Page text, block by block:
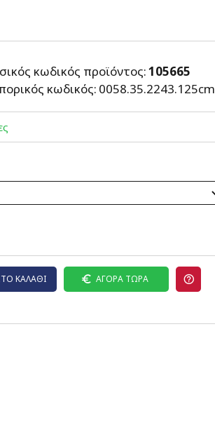
κωδικός προϊόντος:105665
κωδικός: 0058.35.2243.125cm
ΚΑΛΆΘΙ ΑΓΟΡΆ ΤΏΡΑ